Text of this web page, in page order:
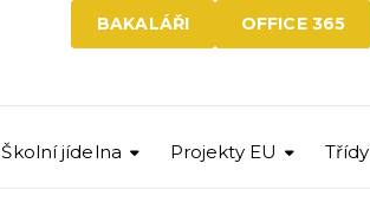
OFFICE 365
BAKALÁŘI
Školní jídelna Projekty EU Třídy